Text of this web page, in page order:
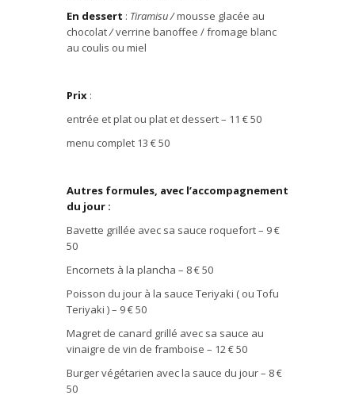
En dessert : Tiramisu /mousse glacée au
chocolat/verrine banoffee / fromage blanc
au coulis ou miel
Prix :
entrée et plat ou plat et dessert – 11 € 50
menu complet 13 € 50
Autres formules, avec l’accompagnement
du jour :
Bavette grillée avec sa sauce roquefort – 9 €
50
Encornets à la plancha – 8 € 50
Poisson du jour à la sauce Teriyaki ( ou Tofu
Teriyaki ) – 9 € 50
Magret de canard grillé avec sa sauce au
vinaigre de vin de framboise – 12 € 50
Burger végétarien avec la sauce du jour – 8 €
50